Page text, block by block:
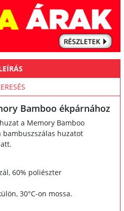
Bamboo ékpárnához
a Memory Bamboo
huzatot
60% poliészter
30°C-on mossa.